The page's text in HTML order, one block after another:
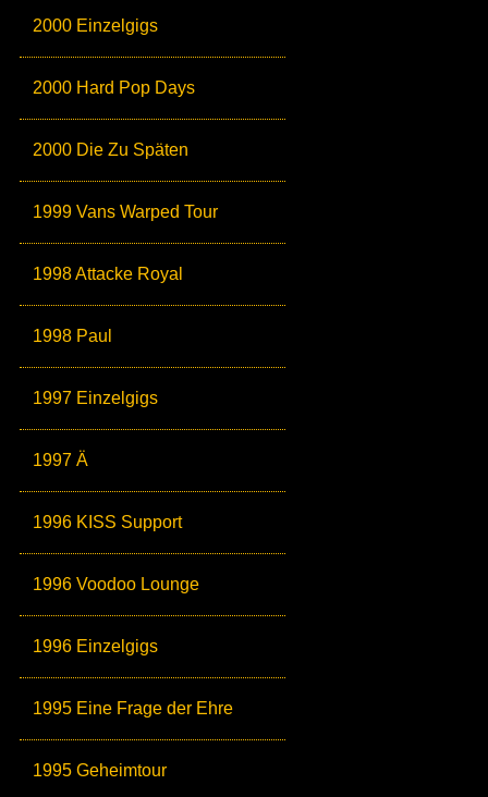
2000 Einzelgigs
2000 Hard Pop Days
2000 Die Zu Späten
1999 Vans Warped Tour
1998 Attacke Royal
1998 Paul
1997 Einzelgigs
1997 Ä
1996 KISS Support
1996 Voodoo Lounge
1996 Einzelgigs
1995 Eine Frage der Ehre
1995 Geheimtour